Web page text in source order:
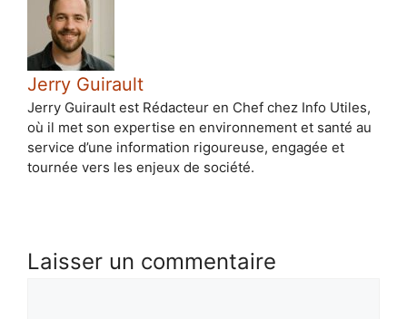
Jerry Guirault
Jerry Guirault est Rédacteur en Chef chez Info Utiles,
où il met son expertise en environnement et santé au
service d’une information rigoureuse, engagée et
tournée vers les enjeux de société.
Laisser un commentaire